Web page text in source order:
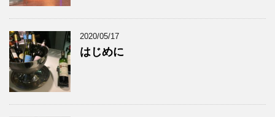
2020/05/17
はじめに